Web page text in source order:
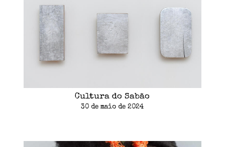
Cultura do Sabão
30 de maio de 2024